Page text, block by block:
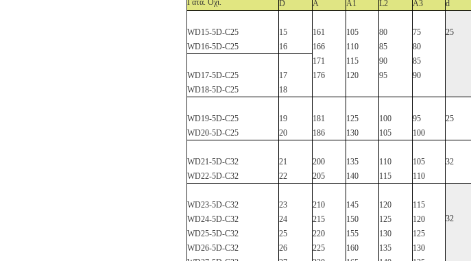
Γάτα. Όχι.
D
Α Α1 L2 Α3 d
WD15-5D-C25
WD16-5D-C25
15
16
161
166
171
176
105
110
115
120
80
85
90
95
75
80
85
90
25
WD17-5D-C25
WD18-5D-C25
17
18
WD19-5D-C25
WD20-5D-C25
19
20
181
186
125
130
100
105
95
100
25
WD21-5D-C32
WD22-5D-C32
21
22
200
205
135
140
110
115
105
110
32
WD23-5D-C32
WD24-5D-C32
WD25-5D-C32
WD26-5D-C32
23
24
25
26
210
215
220
225
145
150
155
160
120
125
130
135
115
120
125
130
32